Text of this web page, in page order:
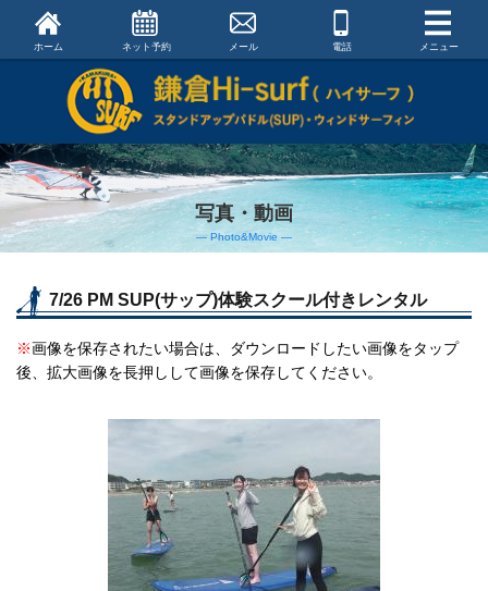
ホーム ネット予約 メール 電話 メニュー
写真・動画
― Photo&Movie ―
7/26 PM SUP(サップ)体験スクール付きレンタル
※画像を保存されたい場合は、ダウンロードしたい画像をタップ
後、拡大画像を長押しして画像を保存してください。